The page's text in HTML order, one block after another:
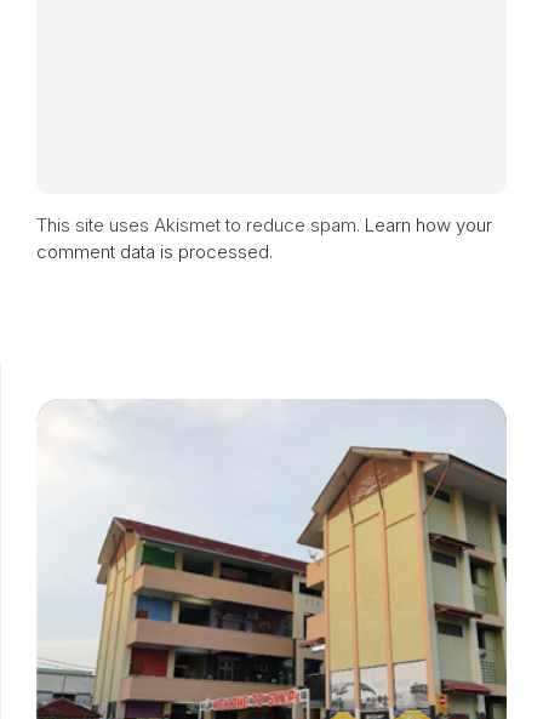
This site uses Akismet to reduce spam. Learn how your
comment data is processed.